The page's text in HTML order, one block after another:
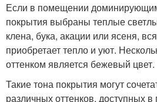
Если в помещении
покрытия выбраны теплые
клена, бука, акации или ясеня,
приобретает тепло и уют.
оттенком является бежевый цвет.
Такие тона покрытия могут
различных оттенков, доступных